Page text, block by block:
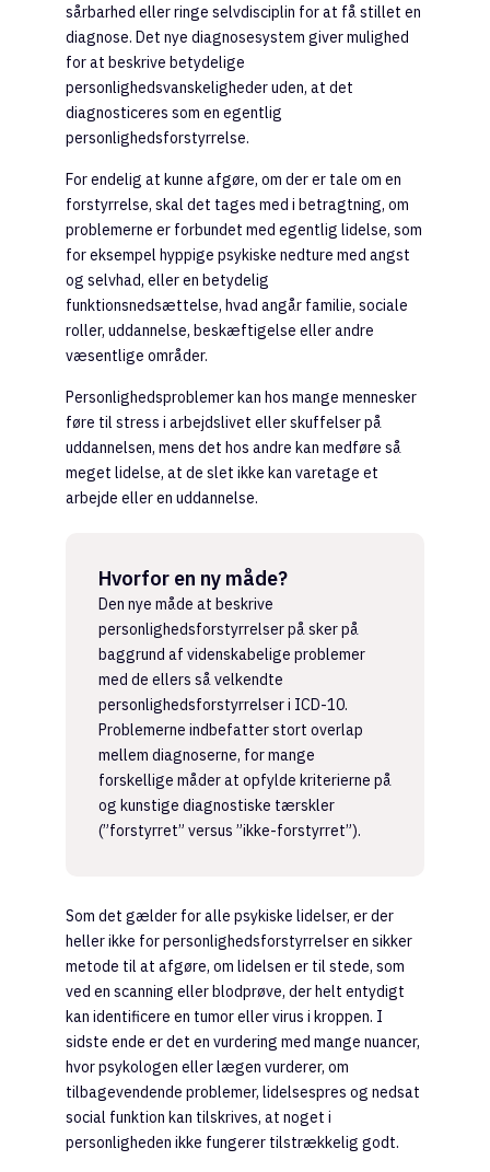
sårbarhed eller ringe selvdisciplin for at få stillet en
diagnose. Det nye diagnosesystem giver mulighed
for at beskrive betydelige
personlighedsvanskeligheder uden, at det
diagnosticeres som en egentlig
personlighedsforstyrrelse.
For endelig at kunne afgøre, om der er tale om en
forstyrrelse, skal det tages med i betragtning, om
problemerne er forbundet med egentlig lidelse, som
for eksempel hyppige psykiske nedture med angst
og selvhad, eller en betydelig
funktionsnedsættelse, hvad angår familie, sociale
roller, uddannelse, beskæftigelse eller andre
væsentlige områder.
Personlighedsproblemer kan hos mange mennesker
føre til stress i arbejdslivet eller skuffelser på
uddannelsen, mens det hos andre kan medføre så
meget lidelse, at de slet ikke kan varetage et
arbejde eller en uddannelse.
Hvorfor en ny måde?
Den nye måde at beskrive
personlighedsforstyrrelser på sker på
baggrund af videnskabelige problemer
med de ellers så velkendte
personlighedsforstyrrelser i ICD-10.
Problemerne indbefatter stort overlap
mellem diagnoserne, for mange
forskellige måder at opfylde kriterierne på
og kunstige diagnostiske tærskler
(”forstyrret” versus ”ikke-forstyrret”).
Som det gælder for alle psykiske lidelser, er der
heller ikke for personlighedsforstyrrelser en sikker
metode til at afgøre, om lidelsen er til stede, som
ved en scanning eller blodprøve, der helt entydigt
kan identificere en tumor eller virus i kroppen. I
sidste ende er det en vurdering med mange nuancer,
hvor psykologen eller lægen vurderer, om
tilbagevendende problemer, lidelsespres og nedsat
social funktion kan tilskrives, at noget i
personligheden ikke fungerer tilstrækkelig godt.